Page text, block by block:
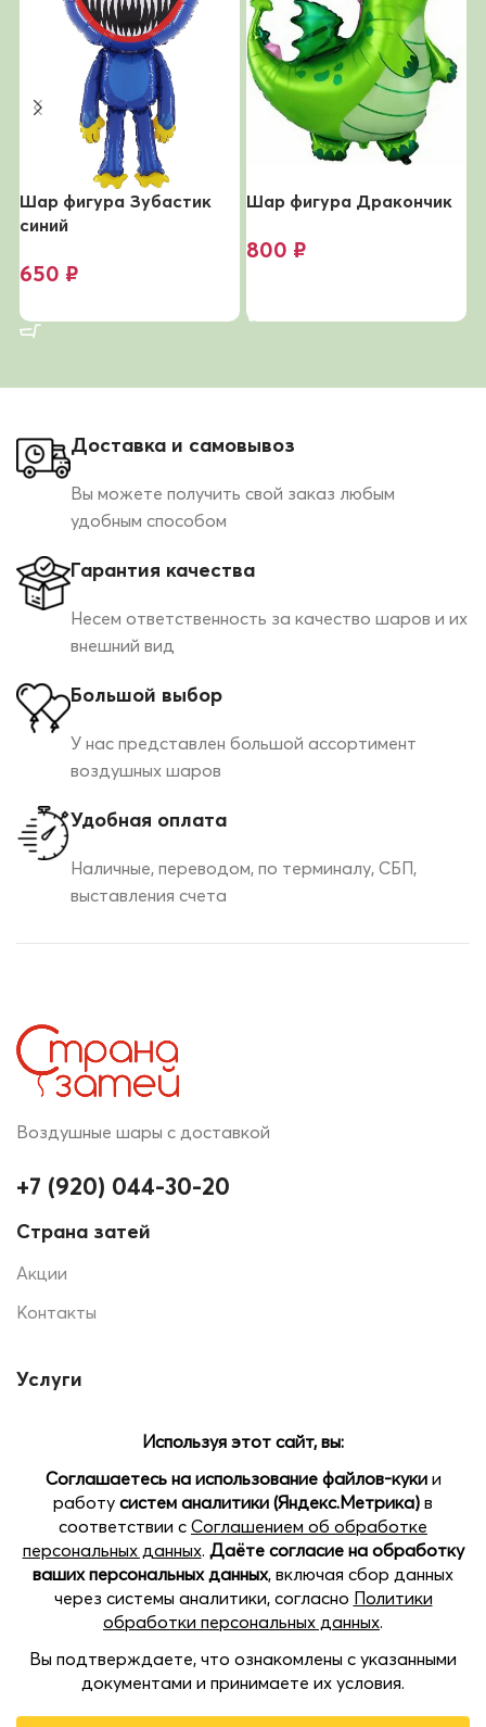
Шар фигура Зубастик
синий
650 ₽
Шар фигура Дракончик
800 ₽
Доставка и самовывоз
Вы можете получить свой заказ любым
удобным способом
Гарантия качества
Несем ответственность за качество шаров и их
внешний вид
Большой выбор
У нас представлен большой ассортимент
воздушных шаров
Удобная оплата
Наличные, переводом, по терминалу, СБП,
выставления счета
Воздушные шары с доставкой
+7 (920) 044-30-20
Страна затей
Акции
Контакты
Услуги
Помощь
Доставка и оплата
Наши магазины:
пл. Советская, 5, ТРЦ Жар-Птица, цокольный этаж
Казанское шоссе, 11, ТРК Индиго Life, 3 этаж
Позвоните нам
chaty